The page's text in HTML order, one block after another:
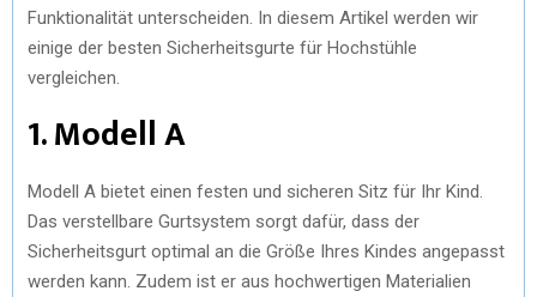
Funktionalität unterscheiden. In diesem Artikel werden wir
einige der besten Sicherheitsgurte für Hochstühle
vergleichen.
1. Modell A
Modell A bietet einen festen und sicheren Sitz für Ihr Kind.
Das verstellbare Gurtsystem sorgt dafür, dass der
Sicherheitsgurt optimal an die Größe Ihres Kindes angepasst
werden kann. Zudem ist er aus hochwertigen Materialien